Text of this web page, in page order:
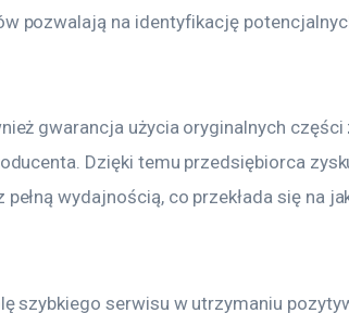
pozwalają na identyfikację
gwarancja użycia oryginalnych części
Dzięki temu przedsiębiorca
wydajnością, co przekłada się na
szybkiego serwisu w utrzymaniu